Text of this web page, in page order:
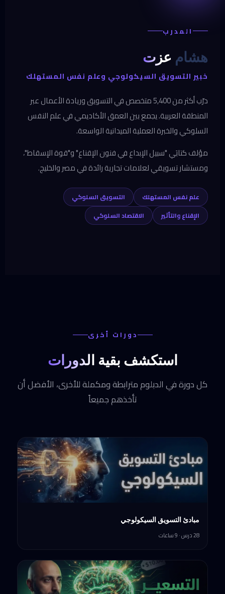
Dominos Pizza Hero
Duolingo
McDonalds Ice Cream
Nike
HQ Trivia App
The Speed Camera Lottery
My Starbucks Rewards
Piano Stairs
Marketing Psychology Diploma Play & Win
المدرب
هشام عزت
خبير التسويق السيكولوجي وعلم نفس المستهلك
درّب أكثر من 5,400 متخصص في التسويق وريادة الأعمال عبر
المنطقة العربية. يجمع بين العمق الأكاديمي في علم النفس
السلوكي والخبرة العملية الميدانية الواسعة.
مؤلف كتابَي "سبيل الإبداع في فنون الإقناع" و"قوة الإسقاط"،
ومستشار تسويقي لعلامات تجارية رائدة في مصر والخليج.
علم نفس المستهلك
التسويق السلوكي
الإقناع والتأثير
الاقتصاد السلوكي
دورات أخرى
استكشف بقية الدورات
كل دورة في الدبلوم مترابطة ومكملة للأخرى، الأفضل أن
تأخذهم جميعاً
مبادئ التسويق السيكولوجي
28 درس · 9 ساعات